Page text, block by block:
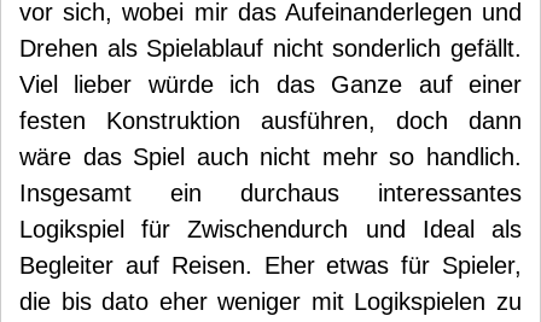
vor sich, wobei mir das Aufeinanderlegen und
Drehen als Spielablauf nicht sonderlich gefällt.
Viel lieber würde ich das Ganze auf einer
festen Konstruktion ausführen, doch dann
wäre das Spiel auch nicht mehr so handlich.
Insgesamt ein durchaus interessantes
Logikspiel für Zwischendurch und Ideal als
Begleiter auf Reisen. Eher etwas für Spieler,
die bis dato eher weniger mit Logikspielen zu